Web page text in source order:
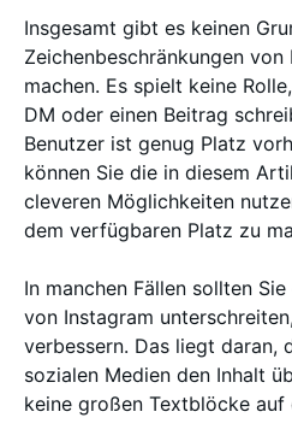
Insgesamt gibt es keinen
Zeichenbeschränkungen
machen. Es spielt keine
DM oder einen Beitrag
Benutzer ist genug Platz
können Sie die in diesem
cleveren Möglichkeiten
dem verfügbaren Platz zu
In manchen Fällen sollten
von Instagram
verbessern. Das liegt daran,
sozialen Medien den Inhalt
keine großen Textblöcke auf